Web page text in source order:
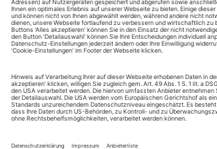
Aachen, Theater
9. Kafka, Die Verwandlung
R. Paul-Georg Dittrich
16. Hauff, Das kalte Herz
R. Sebastian Martin
30. nach Andersen, Das hässliche Entlein
R. Zirkusmaria